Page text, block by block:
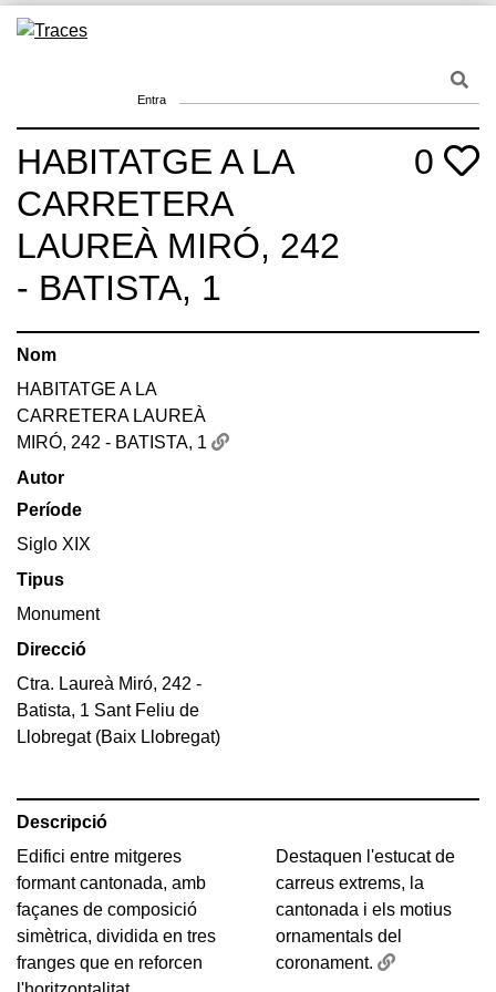
Skip
Entra
HABITATGE A LA
CARRETERA
LAUREÀ MIRÓ, 242
- BATISTA, 1
0
Nom
HABITATGE A LA
CARRETERA LAUREÀ
MIRÓ, 242 - BATISTA, 1
Autor
Període
Siglo XIX
Tipus
Monument
Direcció
Ctra. Laureà Miró, 242 -
Batista, 1 Sant Feliu de
Llobregat (Baix Llobregat)
Descripció
Edifici entre mitgeres
formant cantonada, amb
façanes de composició
simètrica, dividida en tres
franges que en reforcen
Destaquen l'estucat de
carreus extrems, la
cantonada i els motius
ornamentals del
coronament.